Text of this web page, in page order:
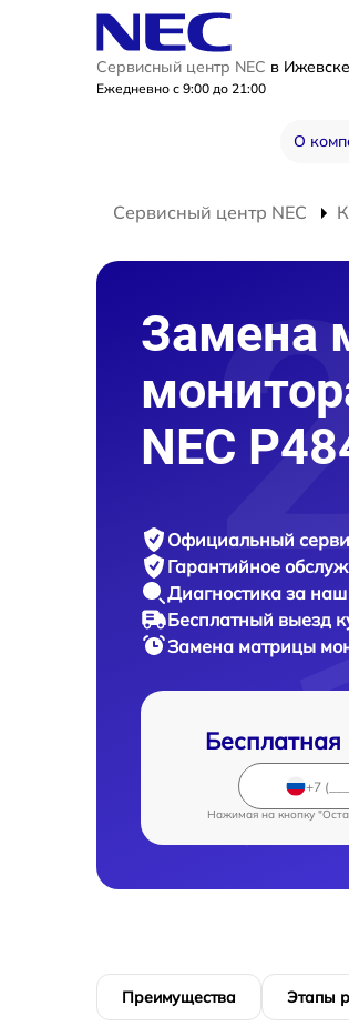
Сервисный центр NEC в Ижевске
Ежедневно с 9:00 до 21:00
О
Сервисный центр NEC
Замена
NEC
Официальный
Гарантийное
Диагностика за наш
Бесплатный выезд
Замена матрицы
Бесплатная
Нажимая на кнопку
Преимущества Этапы